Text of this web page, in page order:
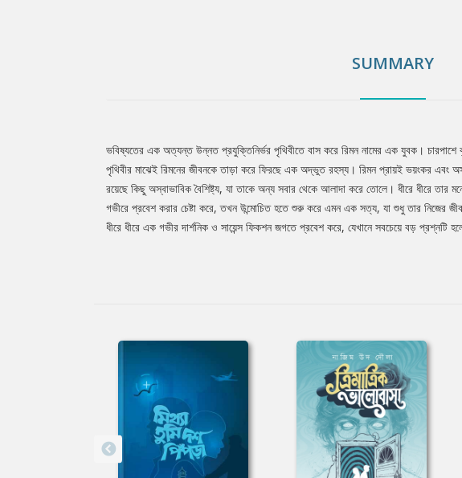
SUMMARY
Tab
Article
ভবিষ্যতের এক অত্যন্ত উন্নত প্রযুক্তিনির্ভর পৃথিবীতে বাস করে রিমন নামের এক যুবক। চারপাশে
পৃথিবীর মাঝেই রিমনের জীবনকে তাড়া করে ফিরছে এক অদ্ভুত রহস্য। রিমন প্রায়ই ভয়ংকর এবং
রয়েছে কিছু অস্বাভাবিক বৈশিষ্ট্য, যা তাকে অন্য সবার থেকে আলাদা করে তোলে। ধীরে ধীরে তার
গভীরে প্রবেশ করার চেষ্টা করে, তখন উন্মোচিত হতে শুরু করে এমন এক সত্য, যা শুধু তার নিজের
ধীরে ধীরে এক গভীর দার্শনিক ও সায়েন্স ফিকশন জগতে প্রবেশ করে, যেখানে সবচেয়ে বড়